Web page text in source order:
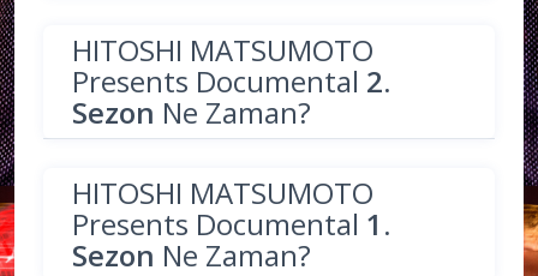
HITOSHI MATSUMOTO
Presents Documental 2.
Sezon Ne Zaman?
HITOSHI MATSUMOTO
Presents Documental 1.
Sezon Ne Zaman?